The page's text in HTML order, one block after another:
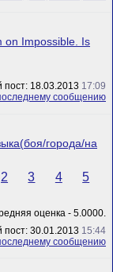
Impossible. Is
пост: 18.03.2013 17:09
города/на
2 3 4
5
пост: 30.01.2013 15:44